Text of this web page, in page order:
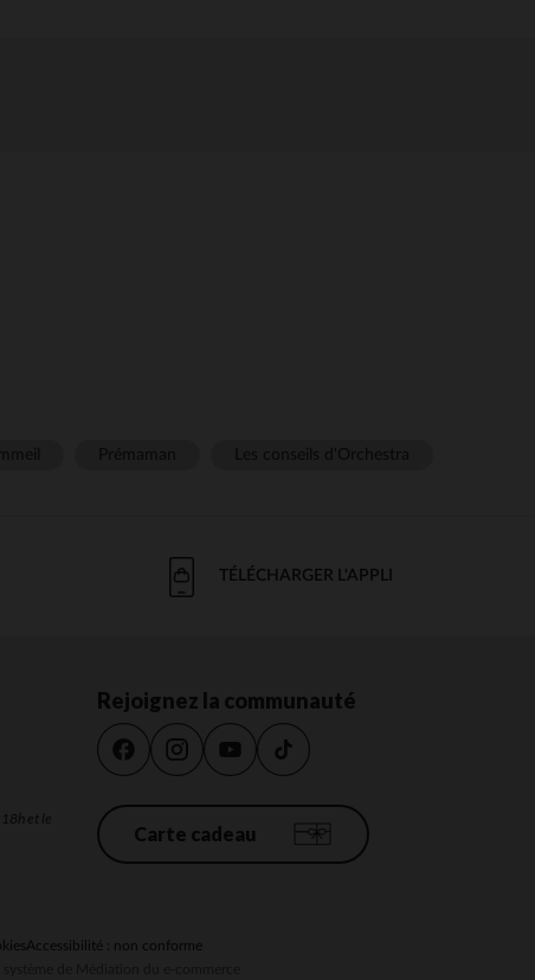
TÉLÉCHARGER L'APPLI
et le
Rejoignez la communauté
Carte cadeau
Accessibilité : non conforme